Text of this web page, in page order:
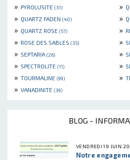
» PYROLUSITE (31) »
» QUARTZ FADEN (40) »
» QUARTZ ROSE (57) »
» ROSE DES SABLES (35) »
» SEPTARIA (26) »
» SPECTROLITE (11) »
» TOURMALINE (99) »
» VANADINITE (39)
BLOG -
VENDREDI 19 JUIN
Notre